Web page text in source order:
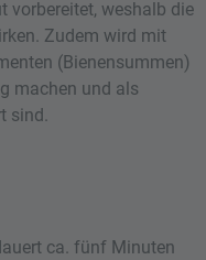
vorbereitet, weshalb die
Zudem wird mit
(Bienensummen)
machen und als
sind.
ca. fünf Minuten